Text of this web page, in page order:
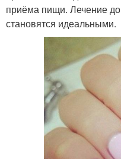
приёма пищи. Лечение
становятся идеальными.